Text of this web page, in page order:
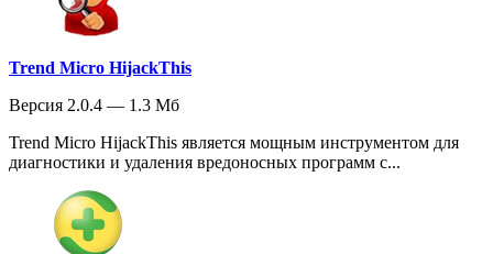
Trend Micro HijackThis
Версия 2.0.4 — 1.3 Мб
Trend Micro HijackThis является мощным инструментом для
диагностики и удаления вредоносных программ с...